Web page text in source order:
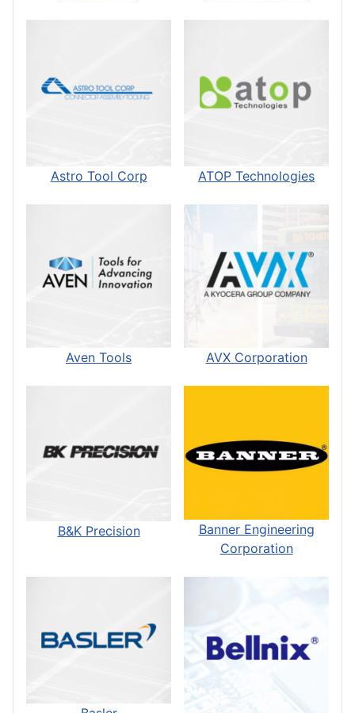
Astro Tool Corp ATOP Technologies
Aven Tools AVX Corporation
B&K Precision
Banner Engineering
Corporation